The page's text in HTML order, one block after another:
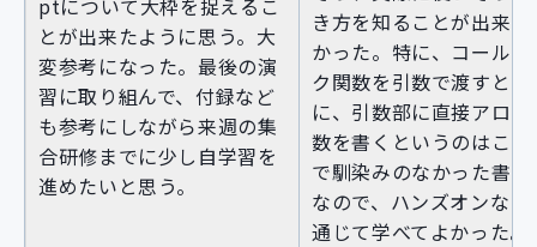
ptについて大枠を捉えるこ
とが出来たように思う。大
変参考になった。最後の演
習に取り組んで、付録など
も参考にしながら来週の集
合研修までに少し自学習を
進めたいと思う。
き方を知ることが出来て
かった。特に、コールバ
ク関数を引数で渡すとき
に、引数部に直接アロー
数を書くというのはこれ
で馴染みのなかった書き
なので、ハンズオンなど
通じて学べてよかった。